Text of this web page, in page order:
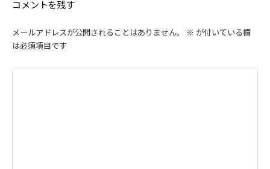
コメントを残す
メールアドレスが公開されることはありません。 ※ が付いている欄
は必須項目です